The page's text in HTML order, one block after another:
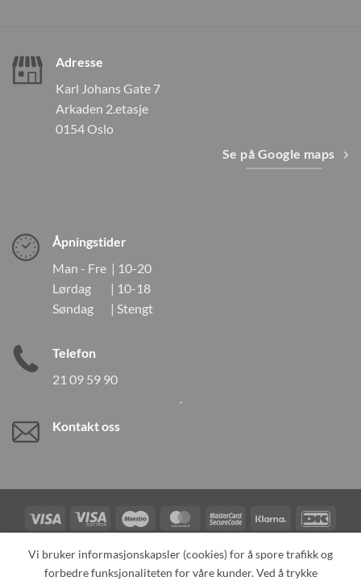
Adresse
Karl Johans Gate 7
Arkaden 2.etasje
0154 Oslo
Se på Google maps
Åpningstider
Man - Fre | 10-20
Lørdag | 10-18
Søndag | Stengt
Telefon
21 09 59 90
Kontakt oss
Visa
Visa
Electron
Maestro MasterCardMasterCard
2
Klarna
Card
TILBAKEKALLINGER KONTAKT OSS OM OSS
Vi bruker informasjonskapsler (cookies) for å spore trafikk og
forbedre funksjonaliteten for våre kunder. Ved å trykke